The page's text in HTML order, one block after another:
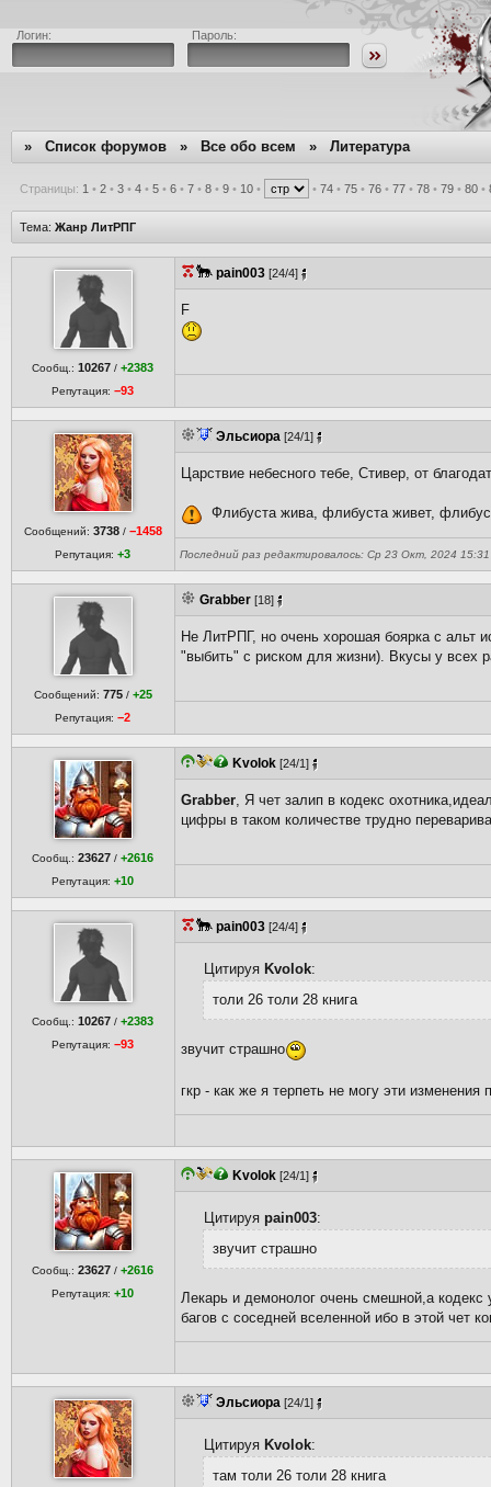
Логин: Пароль:
» Список форумов » Все обо всем » Литература
Страницы: 1 • 2 • 3 • 4 • 5 • 6 • 7 • 8 • 9 • 10 • • 74 • 75 • 76 • 77 • 78 • 79 • 80 •
Тема: Жанр ЛитРПГ
Сообщ.:10267 /+2383
Репутация:−93
pain003 [24/4]
F
Сообщений: 3738 / −1458
Репутация:+3
Эльсиора [24/1]
Царствие небесного тебе, Стивер, от
Флибуста жива, флибуста живет,
Последний раз редактировалось: Ср 23 Окт, 2024 15:31
Сообщений: 775 / +25
Репутация:−2
Grabber [18]
Не ЛитРПГ, но очень хорошая боярка с альт
"выбить" с риском для жизни). Вкусы у всех
Сообщ.:23627 /+2616
Репутация:+10
Kvolok [24/1]
Grabber, Я чет залип в кодекс
цифры в таком количестве трудно
Сообщ.:10267 /+2383
Репутация:−93
pain003 [24/4]
Цитируя Kvolok:
толи 26 толи 28 книга
звучит страшно
гкр - как же я терпеть не могу эти
Сообщ.:23627 /+2616
Репутация:+10
Kvolok [24/1]
Цитируя pain003:
звучит страшно
Лекарь и демонолог очень смешной,а кодекс
багов с соседней вселенной ибо в этой чет
Эльсиора [24/1]
Цитируя Kvolok:
там толи 26 толи 28 книга